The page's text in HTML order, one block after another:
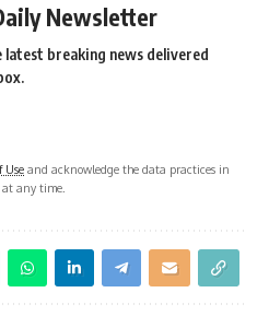
Newsletter
latest breaking news delivered
Use and acknowledge the data practices in
at any time.